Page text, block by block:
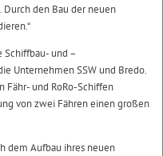
den Bau der neuen
Schiffbau- und –
Unternehmen SSW und Bredo.
Fähr- und RoRo-Schiffen
von zwei Fähren einen großen
dem Aufbau ihres neuen